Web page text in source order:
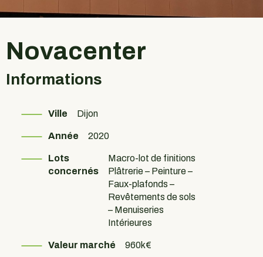
Novacenter
Informations
Ville Dijon
Année 2020
Lots
concernés
Macro-lot de finitions
Plâtrerie – Peinture –
Faux-plafonds –
Revêtements de sols
– Menuiseries
Intérieures
Valeur marché 960k€